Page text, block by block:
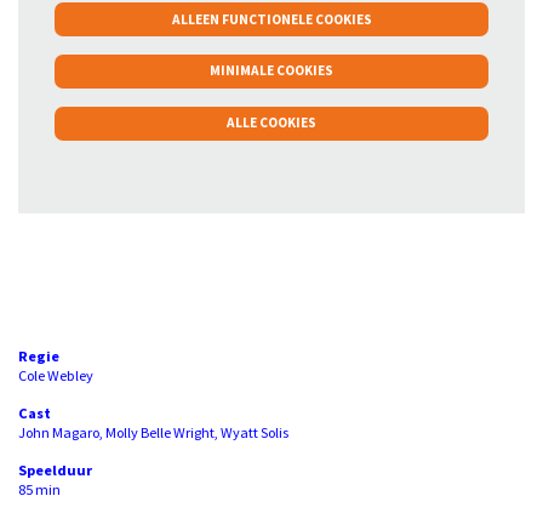
ALLEEN FUNCTIONELE COOKIES
MINIMALE COOKIES
ALLE COOKIES
Regie
Cole Webley
Cast
John Magaro, Molly Belle Wright, Wyatt Solis
Speelduur
85 min
Inzoomen